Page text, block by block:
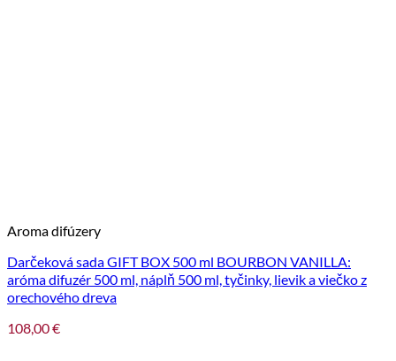
Aroma difúzery
Darčeková sada GIFT BOX 500 ml BOURBON VANILLA:
aróma difuzér 500 ml, náplň 500 ml, tyčinky, lievik a viečko z
orechového dreva
108,00€